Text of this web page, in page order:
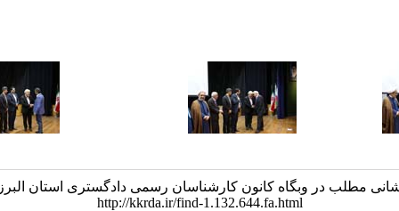
مطلب در وبگاه کانون کارشناسان رسمی دادگستری استان
http://kkrda.ir/find-1.132.644.fa.html